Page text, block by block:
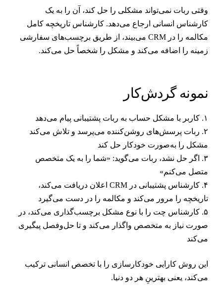
ربات نمی‌تواند مشکلی را حل کند، آن را به یک
انسانی ارجاع می‌دهد. کارشناس تاریخچه کامل
مکالمه را در CRM می‌بیند، از طریق برچسب‌های سفارشی
را اضافه می‌کند و مشکل را شخصاً حل می‌کند.
گردش‌کار
۲. ربات پرسش‌های روشن‌کننده می‌پرسد و تلاش می‌کند
را به‌صورت خودکار حل کند
۳. اگر حل نشد، ربات می‌گوید: «شما را به یک متخصص
می‌کنم»
۴. کارشناس پشتیبانی در CRM اعلان دریافت می‌کند،
را مرور می‌کند و مکالمه را در دست می‌گیرد
۵. کارشناس چت را با نوع مشکل برچسب‌گذاری می‌کند، در
نیاز به متخصص واگذار می‌کند و تا حل‌وفصل پیگیری
روش کارایی خودکارسازی را با تخصص انسانی ترکیب
یعنی بهترینِ هر دو دنیا.